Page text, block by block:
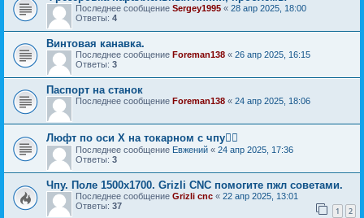
Последнее сообщение Sergey1995 « 28 апр 2025, 18:00
Ответы: 4
Винтовая канавка.
Последнее сообщение Foreman138 « 26 апр 2025, 16:15
Ответы: 3
Паспорт на станок
Последнее сообщение Foreman138 « 24 апр 2025, 18:06
Люфт по оси X на токарном с чпу🤦‍♂️
Последнее сообщение Евжений « 24 апр 2025, 17:36
Ответы: 3
Чпу. Поле 1500х1700. Grizli CNC помогите пжл советами.
Последнее сообщение Grizli cnc « 22 апр 2025, 13:01
Ответы: 37 1 2